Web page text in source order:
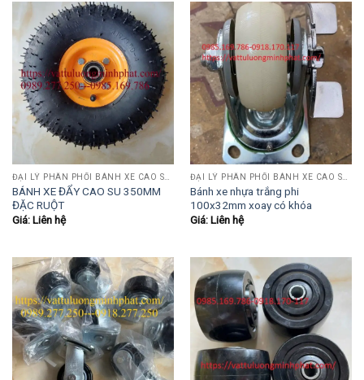
ĐẠI LÝ PHÂN PHỐI BÁNH XE CAO SU-PU-INOX
BÁNH XE ĐẨY CAO SU 350MM
ĐẶC RUỘT
Giá: Liên hệ
ĐẠI LÝ PHÂN PHỐI BÁNH XE CAO SU-PU-INOX
Bánh xe nhựa trắng phi
100x32mm xoay có khóa
Giá: Liên hệ